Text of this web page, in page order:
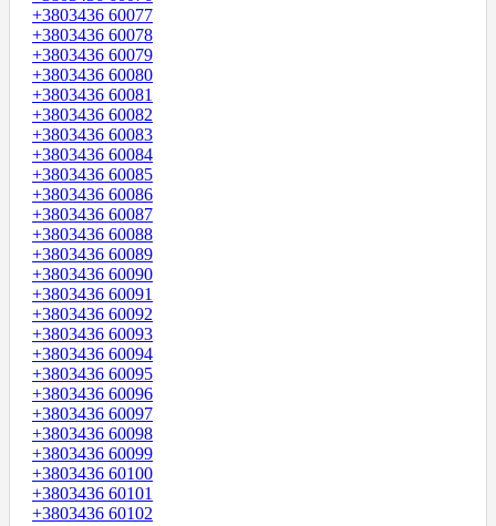
+3803436 60077
+3803436 60078
+3803436 60079
+3803436 60080
+3803436 60081
+3803436 60082
+3803436 60083
+3803436 60084
+3803436 60085
+3803436 60086
+3803436 60087
+3803436 60088
+3803436 60089
+3803436 60090
+3803436 60091
+3803436 60092
+3803436 60093
+3803436 60094
+3803436 60095
+3803436 60096
+3803436 60097
+3803436 60098
+3803436 60099
+3803436 60100
+3803436 60101
+3803436 60102